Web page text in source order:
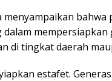
bahwa
di tingkat daerah
estafet.